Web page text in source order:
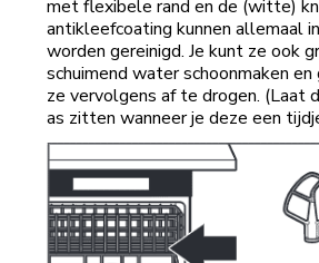
met flexibele rand en de (witte)
antikleefcoating kunnen allemaal
worden gereinigd. Je kunt ze ook
schuimend water schoonmaken
ze vervolgens af te drogen. (Laat
as zitten wanneer je deze een